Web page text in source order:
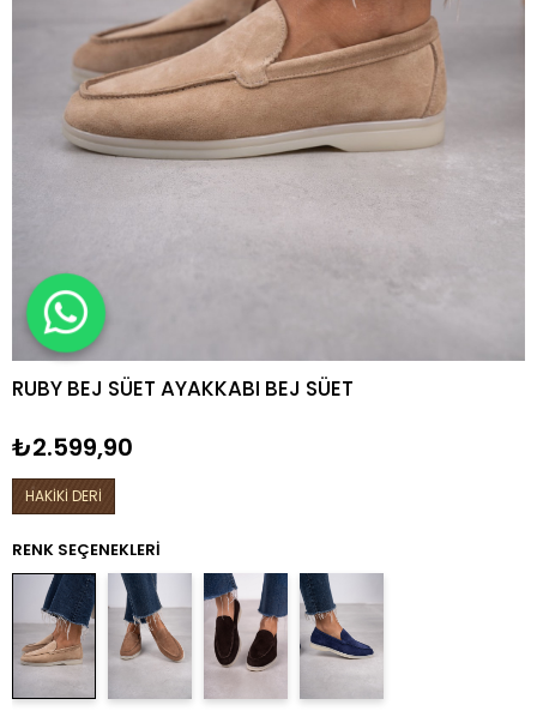
RUBY BEJ SÜET AYAKKABI BEJ SÜET
₺2.599,90
HAKİKİ DERİ
RENK SEÇENEKLERI